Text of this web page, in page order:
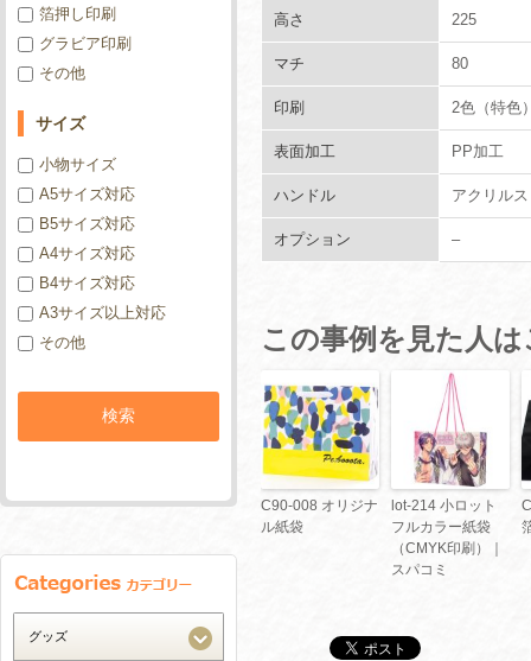
高さ 225
マチ 80
印刷 2色（特色
表面加工 PP加工
ハンドル アクリル
オプション –
この事例を見た人
C90-008 オリジナ
ル紙袋
lot-214 小ロット
フルカラー紙袋
（CMYK印刷）｜
スパコミ
箔押し印刷
グラビア印刷
その他
サイズ
小物サイズ
A5サイズ対応
B5サイズ対応
A4サイズ対応
B4サイズ対応
A3サイズ以上対応
その他